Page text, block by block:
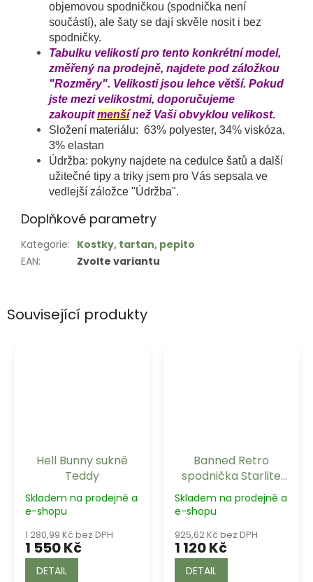
Související produkty
Hell Bunny sukně
Teddy
Skladem na prodejně a
e-shopu
1 280,99 Kč bez DPH
1 550 Kč
DETAIL
Banned Retro
spodnička Starlite
černá střední
Skladem na prodejně a
e-shopu
925,62 Kč bez DPH
1 120 Kč
DETAIL
objemovou spodničkou (spodnička není
součástí), ale šaty se dají skvěle nosit i bez
spodničky.
Tabulku velikostí pro tento konkrétní model,
změřený na prodejně, najdete pod záložkou
"Rozměry". Velikosti jsou lehce větší. Pokud
jste mezi velikostmi, doporučujeme
zakoupitmenší než Vaši obvyklou velikost.
Složení materiálu: 63% polyester, 34% viskóza,
3% elastan
Údržba: pokyny najdete na cedulce šatů a další
užitečné tipy a triky jsem pro Vás sepsala ve
vedlejší záložce "Údržba".
Doplňkové parametry
Kategorie: Kostky, tartan, pepito
EAN: Zvolte variantu